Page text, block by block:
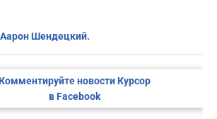
Аарон Шендецкий.
Комментируйте новости Курсор
в Facebook